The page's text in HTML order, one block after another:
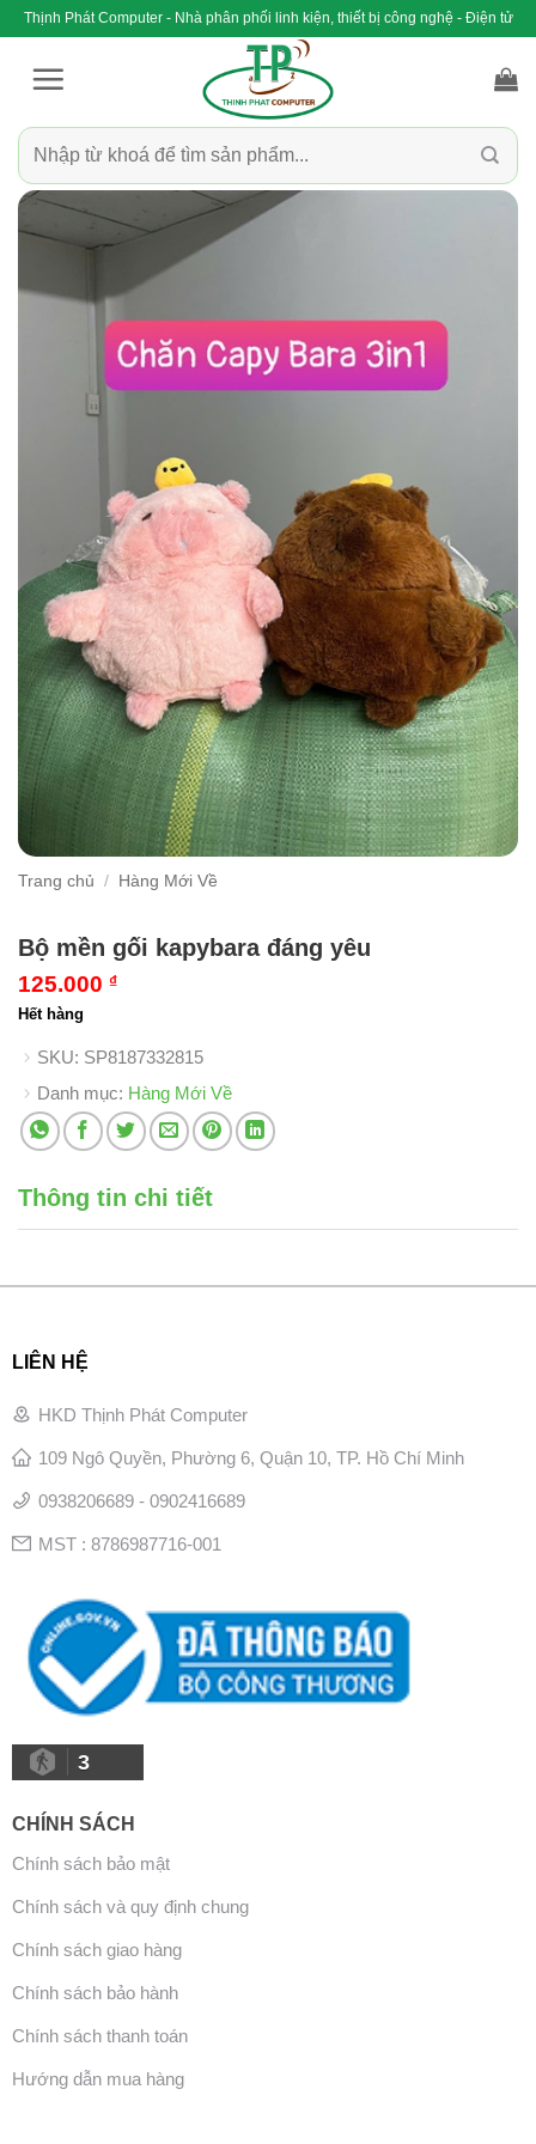
qua
Thịnh Phát Computer - Nhà phân phối linh kiện, thiết bị công nghệ - Điện tử
Tìm
kiếm:
Trang chủ / Hàng Mới Về
Bộ mền gối kapybara đáng yêu
125.000 ₫
Hết hàng
SKU: SP8187332815
Danh mục: Hàng Mới Về
Thông tin chi tiết
LIÊN HỆ
HKD Thịnh Phát Computer
109 Ngô Quyền, Phường 6, Quận 10, TP. Hồ Chí Minh
0938206689 - 0902416689
MST : 8786987716-001
3
CHÍNH SÁCH
Chính sách bảo mật
Chính sách và quy định chung
Chính sách giao hàng
Chính sách bảo hành
Chính sách thanh toán
Hướng dẫn mua hàng